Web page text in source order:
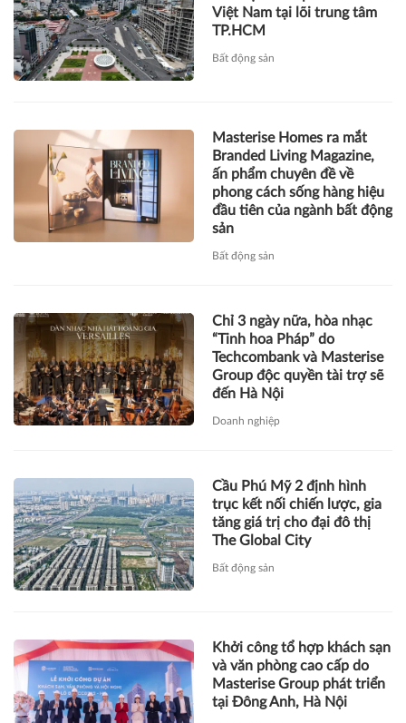
Việt Nam tại lõi trung tâm
TP.HCM
Bất động sản
Masterise Homes ra mắt
Branded Living Magazine,
ấn phẩm chuyên đề về
phong cách sống hàng hiệu
đầu tiên của ngành bất động
sản
Bất động sản
Chỉ 3 ngày nữa, hòa nhạc
“Tinh hoa Pháp” do
Techcombank và Masterise
Group độc quyền tài trợ sẽ
đến Hà Nội
Doanh nghiệp
Cầu Phú Mỹ 2 định hình
trục kết nối chiến lược, gia
tăng giá trị cho đại đô thị
The Global City
Bất động sản
Khởi công tổ hợp khách sạn
và văn phòng cao cấp do
Masterise Group phát triển
tại Đông Anh, Hà Nội